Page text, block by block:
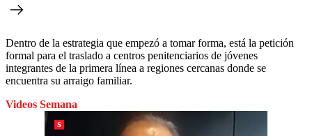
Dentro de la estrategia que empezó a tomar forma, está la petición
formal para el traslado a centros penitenciarios de jóvenes
integrantes de la primera línea a regiones cercanas donde se
encuentra su arraigo familiar.
Videos Semana